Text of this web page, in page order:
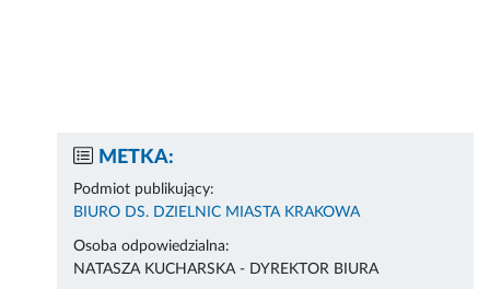
METKA:
Podmiot publikujący:
BIURO DS. DZIELNIC MIASTA KRAKOWA
Osoba odpowiedzialna:
NATASZA KUCHARSKA - DYREKTOR BIURA